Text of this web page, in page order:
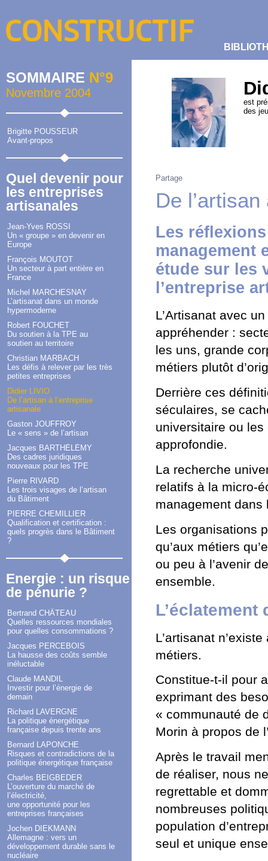
SOMMAIRE N°9
Novembre 2004
Brigitte POUSSEUR
Avant-propos
Quel devenir pour
les entreprises
artisanales
Jean-Yves ROSSI
Un « groupe » en devenir en
Europe
François MOUTOT
Un secteur à part entière en
France
Michel MARCHESNAY
L’artisanat dans un monde
hypermoderne
Robert FOUCHET
Du soutien à la TPE au
soutien au territoire
Christian MARBACH
Les défis à relever par les très
petites entreprises
Didier LIVIO
De l’artisan à l’entreprise
artisanale
Gaston JOUFFROY
Le « sens » de l’artisan
Jacques BARTHÉLÉMY
Des cadres juridiques
nouveaux pour les TPE
Pierre RIVARD
Les trois visages de l’artisan
du Bâtiment
PIERRE CHEMILLIER
Qualification et certification :
quels progrès dans le Bâtiment
?
Energie : un risque
de pénurie ?
Bertrand CHÂTEAU
Quelles ressources mondiales
pour quelles consommations ?
Jacques PERCEBOIS
La hausse des coûts semble
inéluctable
Claude MANDIL
Investir pour l’énergie de
demain
Richard LAVERGNE
La politique énergétique
française depuis trente ans
Bernard LAPONCHE
Risques et contradictions de la
politique énergétique française
Charles BEIGBEDER
L’ouverture du marché de
l’électricité,
une opportunité pour les
entreprises françaises
Jochen DIEKMANN
Allemagne : vers un
développement durable sans le
nucléaire
est
des
Partage
De
Les
management
étude sur les
l’entreprise
L’Artisanat avec
appréhender :
les uns, grande
métiers plutôt
Derrière ces
séculaires, se
universitaire ou
approfondie.
La recherche
relatifs à la micro-
management dans
Les organisations
qu’aux métiers
ou peu à l’avenir
ensemble.
L’artisanat
métiers.
Constitue-t-il pour
exprimant des
« communauté de
Morin à propos de
Après le travail
de réaliser, nous
regrettable et
nombreuses
population
seul et unique